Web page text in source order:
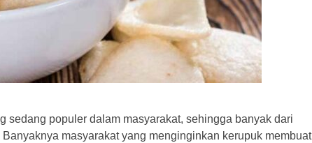
sedang populer dalam masyarakat, sehingga banyak dari
masyarakat yang menginginkan kerupuk membuat